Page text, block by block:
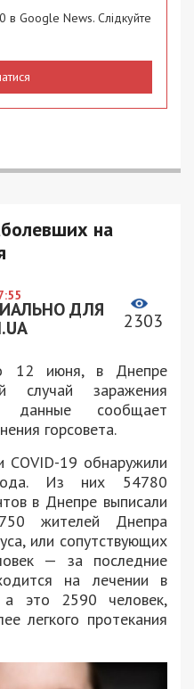
Google News. Слідкуйте
на
ДЛЯ
2303
12 июня, в Днепре
случай заражения
сообщает
горсовета.
COVID-19 обнаружили
Из них 54780
в Днепре выписали
жителей Днепра
или сопутствующих
— за последние
на лечении в
а это 2590 человек,
легкого протекания